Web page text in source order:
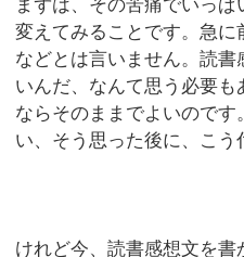
まずは、その苦痛でいっ
変えてみることです。急
などとは言いません。読
いんだ、なんて思う必要
ならそのままでよいので
い、そう思った後に、こう
けれど今、読書感想文を